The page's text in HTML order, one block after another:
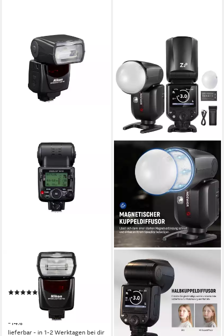
SB-700 Aufsteckblitz,
(Überhitzungsschutz)
(10)
ab 300,05 €
349,00 €
mtl. in 24 Raten
-14%
lieferbar - in 1-2 Werktagen bei dir
NEEWER
Z2-N Blitz für Nikon mit HSS
& 3000mAh Akku
Aufsteckblitz, (TTL/M Modus
Schalter)
199,99 € UVP
235,99 €
18,27 € mtl. in 12 Raten